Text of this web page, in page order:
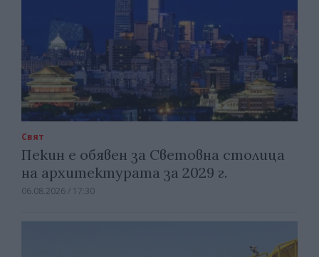
Свят
Пекин е обявен за Световна столица
на архитектурата за 2029 г.
06.08.2026 / 17:30